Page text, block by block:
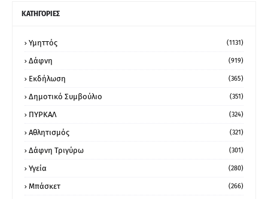
ΚΑΤΗΓΟΡΙΕΣ
Υμηττός (1131)
Δάφνη (919)
Εκδήλωση (365)
Δημοτικό Συμβούλιο (351)
ΠΥΡΚΑΛ (324)
Αθλητισμός (321)
Δάφνη Τριγύρω (301)
Υγεία (280)
Μπάσκετ (266)